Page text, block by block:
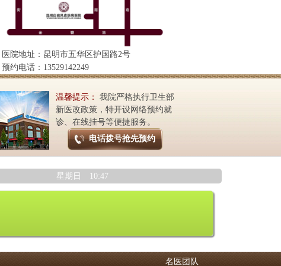
医院地址：昆明市五华区护国路2号
预约电话：13529142249
温馨提示：
我院严格执行卫生部
新医改政策，特开设网络预约就
诊、在线挂号等便捷服务。
电话拨号抢先预约
星期日 10:47
名医团队